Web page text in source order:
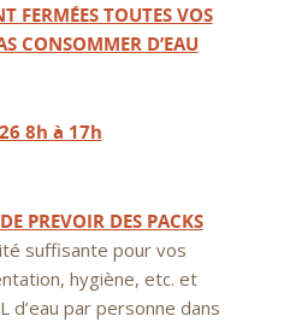
FERMÉES TOUTES VOS
CONSOMMER D’EAU
8h à 17h
PREVOIR DES PACKS
suffisante pour vos
hygiène, etc. et
d’eau par personne dans